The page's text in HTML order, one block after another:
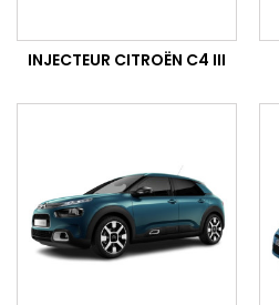
INJECTEUR CITROËN C4 III